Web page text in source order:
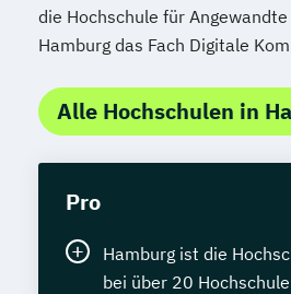
die Hochschule für
Hamburg das Fach Digitale
Alle Hochschulen in
Pro
Hamburg ist die
bei über 20